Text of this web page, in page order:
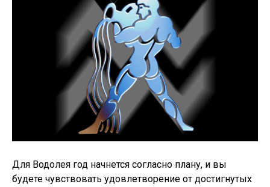
Для Водолея год начнется согласно плану, и вы
будете чувствовать удовлетворение от достигнутых